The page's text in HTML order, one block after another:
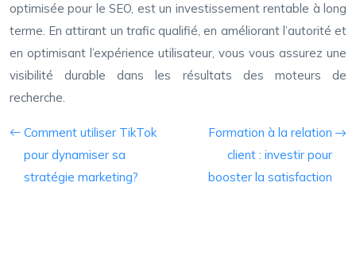
optimisée pour le SEO, est un investissement rentable à long
terme. En attirant un trafic qualifié, en améliorant l’autorité et
en optimisant l’expérience utilisateur, vous vous assurez une
visibilité durable dans les résultats des moteurs de
recherche.
Comment utiliser TikTok
pour dynamiser sa
stratégie marketing?
Formation à la relation
client : investir pour
booster la satisfaction